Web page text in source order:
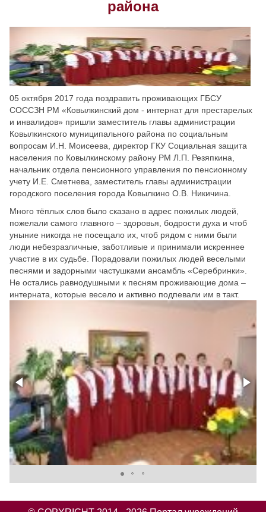
Настройки по умолчанию
района
05 октября 2017 года поздравить проживающих ГБСУ
СОССЗН РМ «Ковылкинский дом - интернат для престарелых
и инвалидов» пришли заместитель главы администрации
Ковылкинского муниципального района по социальным
вопросам И.Н. Моисеева, директор ГКУ Социальная защита
населения по Ковылкинскому району РМ Л.П. Резяпкина,
начальник отдела пенсионного управления по пенсионному
учету И.Е. Сметнева, заместитель главы администрации
городского поселения города Ковылкино О.В. Никичина.
Много тёплых слов было сказано в адрес пожилых людей,
пожелали самого главного – здоровья, бодрости духа и чтоб
уныние никогда не посещало их, чтоб рядом с ними были
люди небезразличные, заботливые и принимали искреннее
участие в их судьбе. Порадовали пожилых людей веселыми
песнями и задорными частушками ансамбль «Серебринки».
Не остались равнодушными к песням проживающие дома –
интерната, которые весело и активно подпевали им в такт.